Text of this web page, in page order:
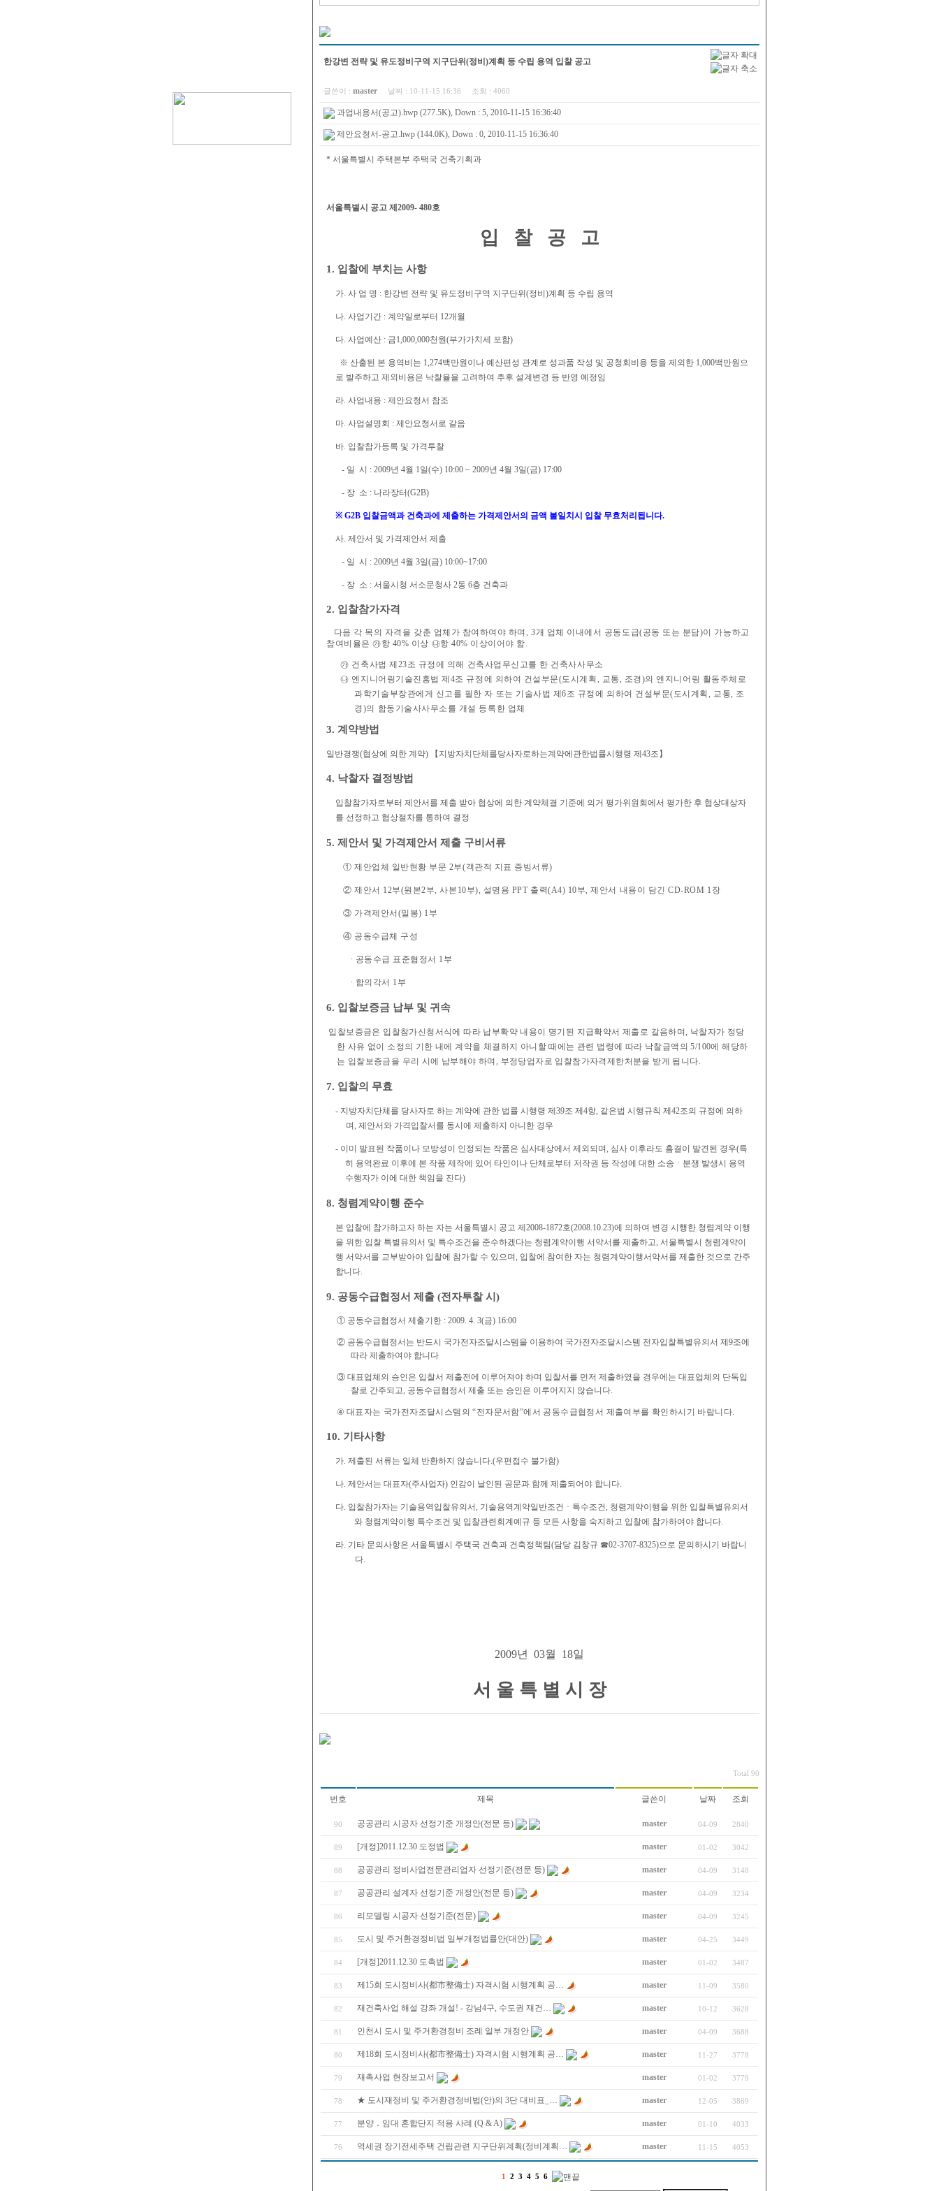
한강변 전략 및 유도정비구역 지구단위(정비)계획 등 수립 용역 입찰 공고
글쓴이 : master 날짜 : 10-11-15 16:36 조회 : 4060
과업내용서(공고).hwp (277.5K), Down : 5, 2010-11-15 16:36:40
제안요청서-공고.hwp (144.0K), Down : 0, 2010-11-15 16:36:40
* 서울특별시 주택본부 주택국 건축기획과
서울특별시 공고 제2009- 480호
입 찰 공 고
1. 입찰에 부치는 사항
가. 사 업 명 : 한강변 전략 및 유도정비구역 지구단위(정비)계획 등 수립 용역
나. 사업기간 : 계약일로부터 12개월
다. 사업예산 : 금1,000,000천원(부가가치세 포함)
※ 산출된 본 용역비는 1,274백만원이나 예산편성 관계로 성과품 작성 및 공청회비용 등을 제외한 1,000백만원으
로 발주하고 제외비용은 낙찰율을 고려하여 추후 설계변경 등 반영 예정임
라. 사업내용 : 제안요청서 참조
마. 사업설명회 : 제안요청서로 갈음
바. 입찰참가등록 및 가격투찰
- 일 시 : 2009년 4월 1일(수) 10:00 ~ 2009년 4월 3일(금) 17:00
- 장 소 : 나라장터(G2B)
※ G2B 입찰금액과 건축과에 제출하는 가격제안서의 금액 불일치시 입찰 무효처리됩니다.
사. 제안서 및 가격제안서 제출
- 일 시 : 2009년 4월 3일(금) 10:00~17:00
- 장 소 : 서울시청 서소문청사 2동 6층 건축과
2. 입찰참가자격
다음 각 목의 자격을 갖춘 업체가 참여하여야 하며, 3개 업체 이내에서 공동도급(공동 또는 분담)이 가능하고
참여비율은 ㉮항 40% 이상 ㉯항 40% 이상이어야 함.
㉮ 건축사법 제23조 규정에 의해 건축사업무신고를 한 건축사사무소
㉯ 엔지니어링기술진흥법 제4조 규정에 의하여 건설부문(도시계획, 교통, 조경)의 엔지니어링 활동주체로
과학기술부장관에게 신고를 필한 자 또는 기술사법 제6조 규정에 의하여 건설부문(도시계획, 교통, 조
경)의 합동기술사사무소를 개설 등록한 업체
3. 계약방법
일반경쟁(협상에 의한 계약) 【지방자치단체를당사자로하는계약에관한법률시행령 제43조】
4. 낙찰자 결정방법
입찰참가자로부터 제안서를 제출 받아 협상에 의한 계약체결 기준에 의거 평가위원회에서 평가한 후 협상대상자
를 선정하고 협상절차를 통하여 결정
5. 제안서 및 가격제안서 제출 구비서류
① 제안업체 일반현황 부문 2부(객관적 지표 증빙서류)
② 제안서 12부(원본2부, 사본10부), 설명용 PPT 출력(A4) 10부, 제안서 내용이 담긴 CD-ROM 1장
③ 가격제안서(밀봉) 1부
④ 공동수급체 구성
∙ 공동수급 표준협정서 1부
∙ 합의각서 1부
6. 입찰보증금 납부 및 귀속
입찰보증금은 입찰참가신청서식에 따라 납부확약 내용이 명기된 지급확약서 제출로 갈음하며, 낙찰자가 정당
한 사유 없이 소정의 기한 내에 계약을 체결하지 아니할 때에는 관련 법령에 따라 낙찰금액의 5/100에 해당하
는 입찰보증금을 우리 시에 납부해야 하며, 부정당업자로 입찰참가자격제한처분을 받게 됩니다.
7. 입찰의 무효
- 지방자치단체를 당사자로 하는 계약에 관한 법률 시행령 제39조 제4항, 같은법 시행규칙 제42조의 규정에 의하
며, 제안서와 가격입찰서를 동시에 제출하지 아니한 경우
- 이미 발표된 작품이나 모방성이 인정되는 작품은 심사대상에서 제외되며, 심사 이후라도 흠결이 발견된 경우(특
히 용역완료 이후에 본 작품 제작에 있어 타인이나 단체로부터 저작권 등 작성에 대한 소송ㆍ분쟁 발생시 용역
수행자가 이에 대한 책임을 진다)
8. 청렴계약이행 준수
본 입찰에 참가하고자 하는 자는 서울특별시 공고 제2008-1872호(2008.10.23)에 의하여 변경 시행한 청렴계약 이행
을 위한 입찰 특별유의서 및 특수조건을 준수하겠다는 청렴계약이행 서약서를 제출하고, 서울특별시 청렴계약이
행 서약서를 교부받아야 입찰에 참가할 수 있으며, 입찰에 참여한 자는 청렴계약이행서약서를 제출한 것으로 간주
합니다.
9. 공동수급협정서 제출 (전자투찰 시)
① 공동수급협정서 제출기한 : 2009. 4. 3(금) 16:00
② 공동수급협정서는 반드시 국가전자조달시스템을 이용하여 국가전자조달시스템 전자입찰특별유의서 제9조에
따라 제출하여야 합니다
③ 대표업체의 승인은 입찰서 제출전에 이루어져야 하며 입찰서를 먼저 제출하였을 경우에는 대표업체의 단독입
찰로 간주되고, 공동수급협정서 제출 또는 승인은 이루어지지 않습니다.
④ 대표자는 국가전자조달시스템의 “전자문서함”에서 공동수급협정서 제출여부를 확인하시기 바랍니다.
10. 기타사항
가. 제출된 서류는 일체 반환하지 않습니다.(우편접수 불가함)
나. 제안서는 대표자(주사업자) 인감이 날인된 공문과 함께 제출되어야 합니다.
다. 입 찰참가자는 기술용역입찰유의서, 기술용역계약일반조건ㆍ특수조건, 청렴계약이행을 위한 입찰특별 유의서
와 청렴계약이행 특수조건 및 입찰관련회계예규 등 모든 사항을 숙지하고 입찰에 참가하여야 합니다.
라. 기타 문의사항은 서울특별시 주택국 건축과 건축정책팀(담당 김창규 ☎02-3707-8325)으로 문의하시기 바랍니
다.
2009년 03월 18일
서 울 특 별 시 장
Total 90
번호 제목 글쓴이 날짜 조회
90 공공관리 시공자 선정기준 개정안(전문 등) master 04-09 2840
89 [개정]2011.12.30 도정법 master 01-02 3042
88 공공관리 정비사업전문관리업자 선정기준(전문 등) master 04-09 3148
87 공공관리 설계자 선정기준 개정안(전문 등) master 04-09 3234
86 리모델링 시공자 선정기준(전문) master 04-09 3245
85 도시 및 주거환경정비법 일부개정법률안(대안) master 04-25 3449
84 [개정]2011.12.30 도촉법 master 01-02 3487
83 제15회 도시정비사(都市整備士) 자격시험 시행계획 공… master 11-09 3580
82 재건축사업 해설 강좌 개설! - 강남4구, 수도권 재건… master 10-12 3628
81 인천시 도시 및 주거환경정비 조례 일부 개정안 master 04-09 3688
80 제18회 도시정비사(都市整備士) 자격시험 시행계획 공… master 11-27 3778
79 재촉사업 현장보고서 master 01-02 3779
78 ★ 도시재정비 및 주거환경정비법(안)의 3단 대비표_… master 12-05 3869
77 분양 ․ 임대 혼합단지 적용 사례 (Q & A) master 01-10 4033
76 역세권 장기전세주택 건립관련 지구단위계획(정비계획… master 11-15 4053
1 2 3 4 5 6